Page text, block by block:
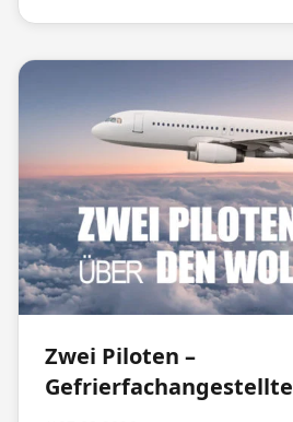
Zwei Piloten –
Gefrierfachangestellte